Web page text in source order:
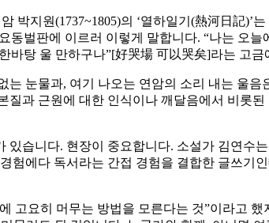
박지원(1737~1805)의 ‘열하일기(熱河日記
동벌판에 이르러 이렇게 말합니다. “나는 오
바탕 울 만하구나”[好哭場 可以哭矣]라는 고
눈물과, 여기 나오는 연암의 소리 내는 울
질과 근원에 대한 인식이나 깨달음에서 비롯
습니다. 현장이 중요합니다. 소설가 김연수
험에다 독서라는 간접 경험을 결합한 글쓰기
고요히 머무는 방법을 모른다는 것”이라고